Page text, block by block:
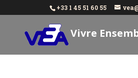
+33 1 45 51 60 55
Vivre